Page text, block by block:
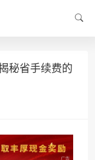
秘省手续费的